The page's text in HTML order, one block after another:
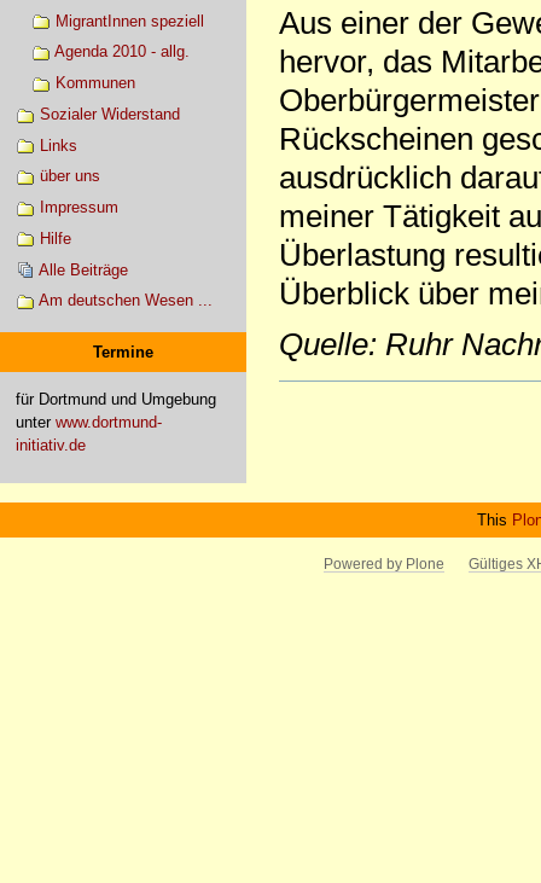
MigrantInnen speziell
Agenda 2010 - allg.
Kommunen
Sozialer Widerstand
Links
über uns
Impressum
Hilfe
Alle Beiträge
Am deutschen Wesen ...
Termine
für Dortmund und Umgebung
unter www.dortmund-
initiativ.de
Aus einer der
hervor, das
Rückscheinen
ausdrücklich
meiner Tätigkeit
Überlastung
Überblick über
Quelle: Ruhr
This
Powered by Plone Gültiges